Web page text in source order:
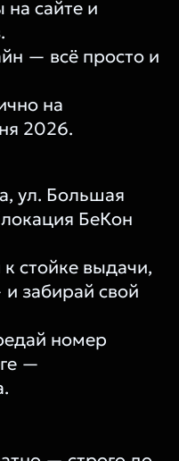
сайте и
— всё просто и
на
2026.
ул. Большая
БеКон
стойке выдачи,
забирай свой
номер
—